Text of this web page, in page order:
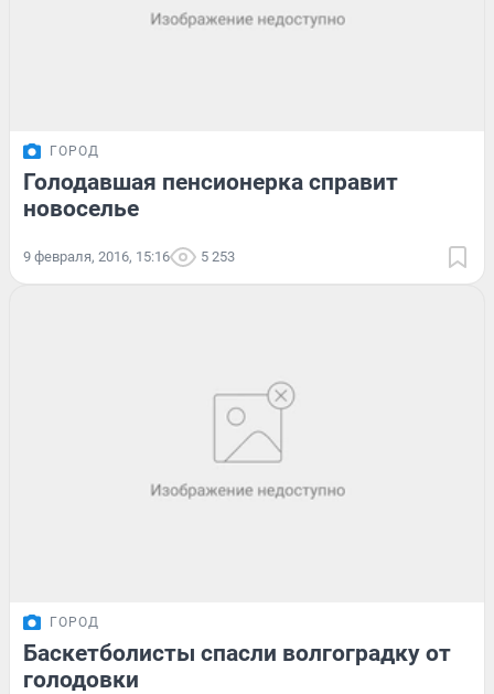
ГОРОД
Голодавшая пенсионерка справит
новоселье
9 февраля, 2016, 15:16 5 253
ГОРОД
Баскетболисты спасли волгоградку от
голодовки